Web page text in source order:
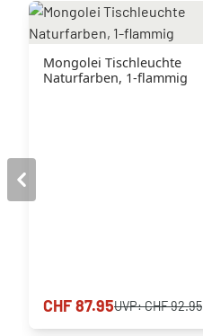
Mongolei Tischleuchte
Naturfarben, 1-flammig
CHF 87.95UVP:CHF 92.95